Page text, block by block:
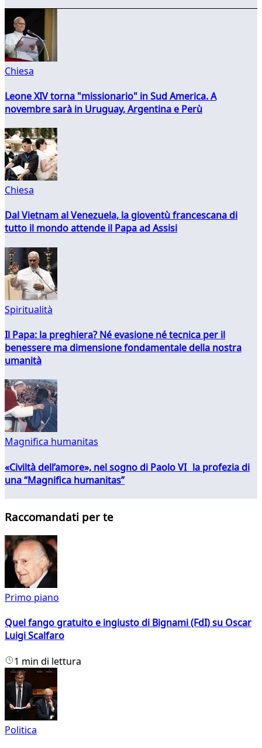
Chiesa
Leone XIV torna "missionario" in Sud America. A
novembre sarà in Uruguay, Argentina e Perù
Chiesa
Dal Vietnam al Venezuela, la gioventù francescana di
tutto il mondo attende il Papa ad Assisi
Spiritualità
Il Papa: la preghiera? Né evasione né tecnica per il
benessere ma dimensione fondamentale della nostra
umanità
Magnifica humanitas
«Civiltà dell’amore», nel sogno di Paolo VI la profezia di
una “Magnifica humanitas”
Raccomandati per te
Primo piano
Quel fango gratuito e ingiusto di Bignami (FdI) su Oscar
Luigi Scalfaro
1 min di lettura
Politica